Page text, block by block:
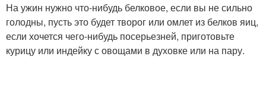
На ужин нужно что-нибудь белковое, если вы не сильно
голодны, пусть это будет творог или омлет из белков яиц,
если хочется чего-нибудь посерьезней, приготовьте
курицу или индейку с овощами в духовке или на пару.